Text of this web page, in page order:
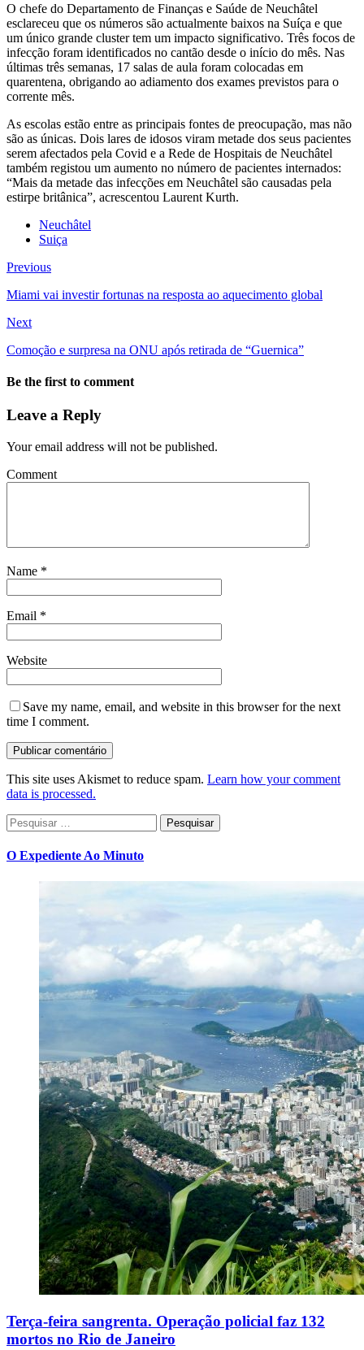
O chefe do Departamento de Finanças e Saúde de Neuchâtel
esclareceu que os números são actualmente baixos na Suíça e que
um único grande cluster tem um impacto significativo. Três focos de
infecção foram identificados no cantão desde o início do mês. Nas
últimas três semanas, 17 salas de aula foram colocadas em
quarentena, obrigando ao adiamento dos exames previstos para o
corrente mês.
As escolas estão entre as principais fontes de preocupação, mas não
são as únicas. Dois lares de idosos viram metade dos seus pacientes
serem afectados pela Covid e a Rede de Hospitais de Neuchâtel
também registou um aumento no número de pacientes internados:
“Mais da metade das infecções em Neuchâtel são causadas pela
estirpe britânica”, acrescentou Laurent Kurth.
Neuchâtel
Suiça
Previous
Miami vai investir fortunas na resposta ao aquecimento global
Next
Comoção e surpresa na ONU após retirada de “Guernica”
Be the first to comment
Leave a Reply
Your email address will not be published.
Comment
Name *
Email *
Website
Save my name, email, and website in this browser for the next
time I comment.
This site uses Akismet to reduce spam. Learn how your comment
data is processed.
Pesquisar
por:
O Expediente Ao Minuto
Terça-feira sangrenta. Operação policial faz 132
mortos no Rio de Janeiro